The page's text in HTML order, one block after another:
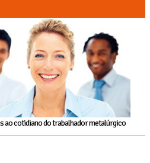
ao cotidiano do trabalhador metalúrgico